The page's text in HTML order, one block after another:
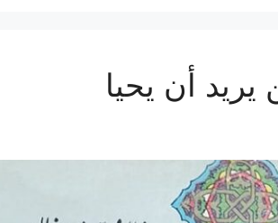
يريد أن يحيا